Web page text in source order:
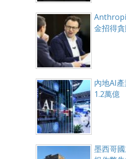
金招得
內地AI
1.2萬億
墨西哥